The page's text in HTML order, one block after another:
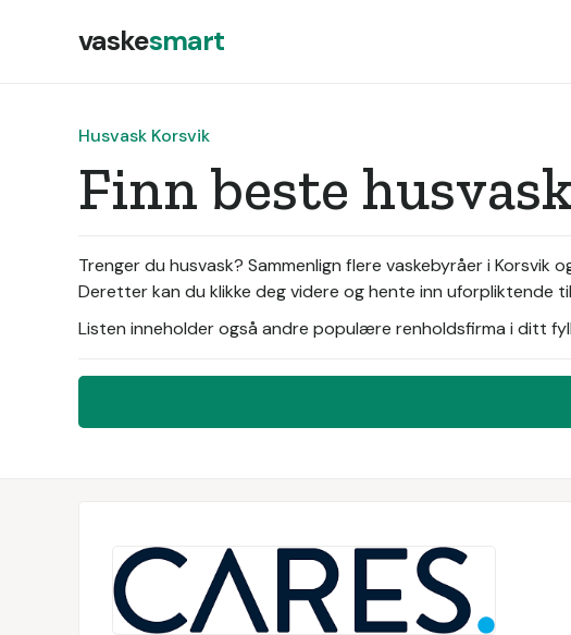
vaskesmart
Husvask Korsvik
Finn beste
Trenger du husvask? Sammenlign flere vaskebyråer i Korsvik
Deretter kan du klikke deg videre og hente inn uforpliktende
Listen inneholder også andre populære renholdsfirma i ditt